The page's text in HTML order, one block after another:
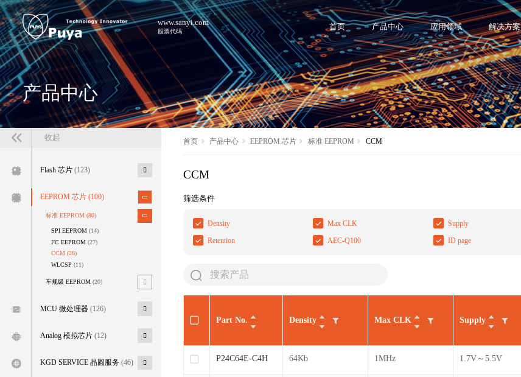
www.sanyi.com
股票代码
首页 产品中心 应用领域 解决方案
产品中心
收起
Flash 芯片(123)
EEPROM 芯片(100)
标准 EEPROM (80)
SPI EEPROM (14)
I²C EEPROM (27)
CCM (28)
WLCSP (11)
车规级 EEPROM (20)
MCU 微处理器(126)
Analog 模拟芯片(12)
KGD SERVICE 晶圆服务(46)
首页 产品中心 EEPROM 芯片 标准 EEPROM CCM
CCM
筛选条件
Density Max CLK Supply
Retention AEC-Q100 ID page
Density Max CLK Supply
64Kb 1MHz 1.7V～5.5V
Part No.
P24C64E-C4H